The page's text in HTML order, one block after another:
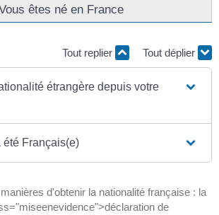
êtes né en France
Tout replier Tout déplier
étrangère depuis votre
été Français(e)
d'obtenir la nationalité française : la
de